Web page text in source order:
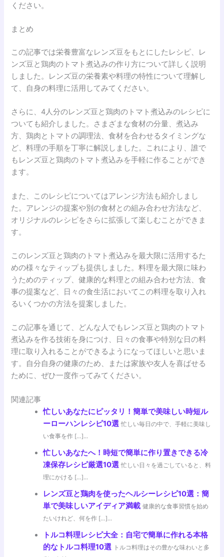
ください。
まとめ
この記事では栄養豊富なレンズ豆をもとにしたレシピ、レ
ンズ豆と鶏肉のトマト煮込みの作り方について詳しく説明
しました。レンズ豆の栄養素や料理の特性について理解し
て、自身の料理に活用してみてください。
さらに、4人分のレンズ豆と鶏肉のトマト煮込みのレシピに
ついても紹介しました。さまざまな食材の分量、煮込み
方、鶏肉とトマトの調理法、食材を合わせるタイミングな
ど、料理の手順を丁寧に解説しました。これにより、誰で
もレンズ豆と鶏肉のトマト煮込みを手軽に作ることができ
ます。
また、このレシピについてはアレンジ方法も紹介しまし
た。アレンジの提案や別の食材との組み合わせ方法など、
オリジナルのレシピをさらに拡張して楽しむことができま
す。
このレンズ豆と鶏肉のトマト煮込みを最大限に活用するた
めの様々なティップも提供しました。料理を最大限に味わ
うためのティップ、健康的な料理との組み合わせ方法、食
事の提案など、日々の食生活においてこの料理を取り入れ
るいくつかの方法を提案しました。
この記事を通じて、どんな人でもレンズ豆と鶏肉のトマト
煮込みを作る技術を身につけ、日々の食事や特別な日の料
理に取り入れることができるようになってほしいと思いま
す。自分自身の健康のため、または家族や友人を喜ばせる
ために、ぜひ一度作ってみてください。
関連記事
忙しいあなたにピッタリ！簡単で美味しい時短ル
ーローハンレシピ10選 忙しい毎日の中で、手軽に美味し
い食事を作 […]...
忙しいあなたへ！時短で簡単に作り置きできる冷
凍保存レシピ厳選10選 忙しい日々を過ごしていると、料
理にかける […]...
レンズ豆と鶏肉を使ったヘルシーレシピ10選：簡
単で美味しいアイディア満載 健康的な食事習慣を始め
たいけれど、何を作 […]...
トルコ料理レシピ大全：自宅で簡単に作れる本格
的なトルコ料理10選 トルコ料理はその豊かな味わいと多